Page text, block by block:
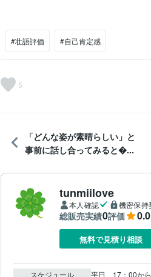
#壮語評価 #自己肯定感
5
「どんな姿が素晴らしい」と
事前に話し合ってみると...
tunmiilove
本人確認 機密保
総販売実績0評価 0.0
無料で見積り相談
スケジュール
平日    17：00か